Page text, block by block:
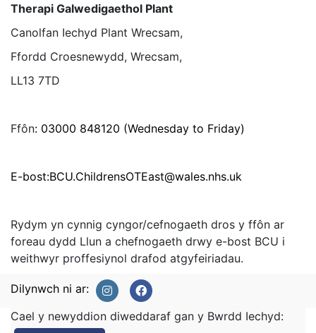
Therapi Galwedigaethol Plant
Canolfan Iechyd Plant Wrecsam,
Ffordd Croesnewydd, Wrecsam,
LL13 7TD
Ffôn: 03000 848120 (Wednesday to Friday)
E-bost:BCU.ChildrensOTEast@wales.nhs.uk
Rydym yn cynnig cyngor/cefnogaeth dros y ffôn ar
foreau dydd Llun a chefnogaeth drwy e-bost BCU i
weithwyr proffesiynol drafod atgyfeiriadau.
Dilynwch ni ar:
Cael y newyddion diweddaraf gan y Bwrdd Iechyd: